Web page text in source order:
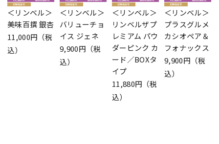
＜リンベル＞
美味百撰 銀杏
11,000円（税
込）
＜リンベル＞
バリューチョ
イス ジェネ
9,900円（税
込）
＜リンベル＞
リンベルザプ
レミアム パウ
ダーピンク カ
ード／BOXタ
イプ
11,880円（税
込）
＜リンベル＞
プラスグルメ
カシオペア＆
フォナックス
9,900円（税
込）